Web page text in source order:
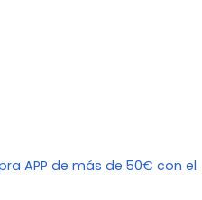
APP de más de 50€ con el